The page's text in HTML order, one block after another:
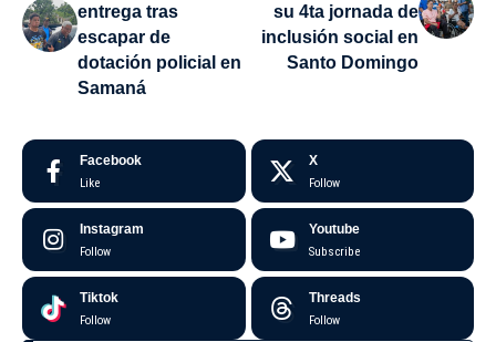
entrega tras
escapar de
dotación policial en
Samaná
su 4ta jornada de
inclusión social en
Santo Domingo
Facebook
Like
X
Follow
Instagram
Follow
Youtube
Subscribe
Tiktok
Follow
Threads
Follow